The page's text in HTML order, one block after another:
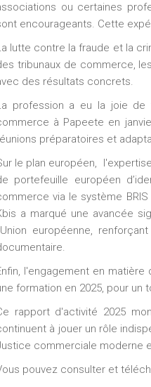
ou certaines
encourageants. Cette
lutte contre la fraude et la
tribunaux de commerce,
des résultats concrets.
profession a eu la joie de
à Papeete en
préparatoires et
le plan européen,
portefeuille européen
via le système BRIS
a marqué une avancée
européenne,
l'engagement en
formation en 2025, pour un
rapport d'activité 2025
à jouer un rôle
commerciale moderne
pouvez consulter et